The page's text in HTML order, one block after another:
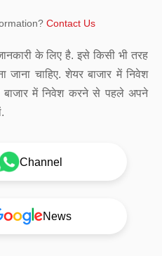
Contact Us
के लिए है. इसे किसी भी तरह
चाहिए. शेयर बाजार में निवेश
बाजार में निवेश करने से पहले अपने
Channel
News